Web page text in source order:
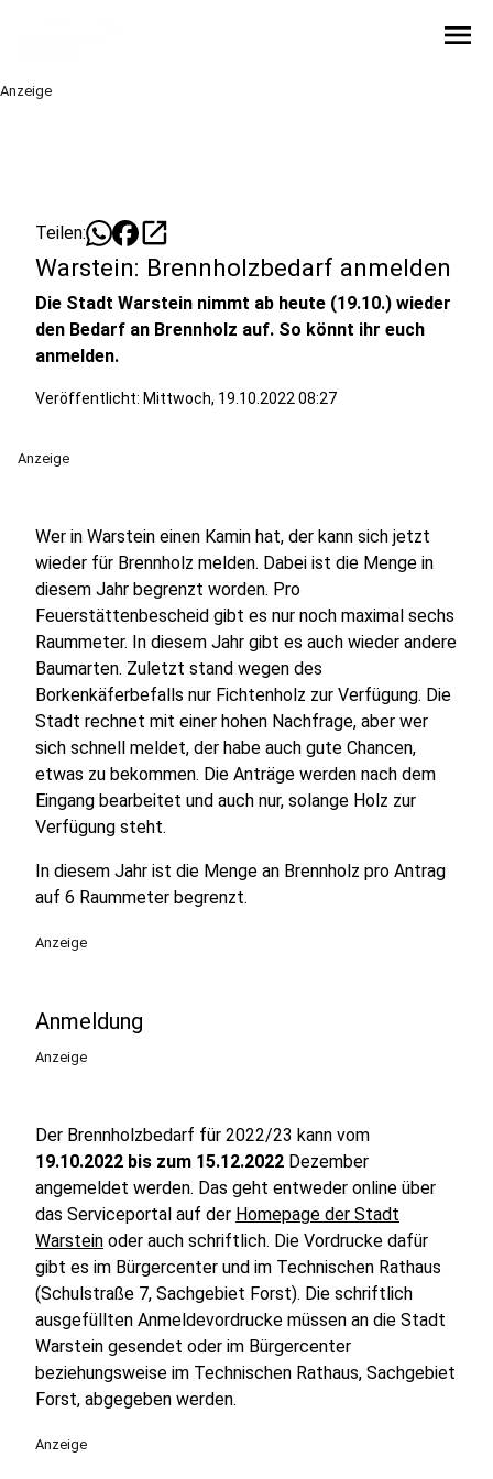
menu
Anzeige
Teilen: open_in_new
Warstein: Brennholzbedarf anmelden
Die Stadt Warstein nimmt ab heute (19.10.) wieder
den Bedarf an Brennholz auf. So könnt ihr euch
anmelden.
Veröffentlicht: Mittwoch, 19.10.2022 08:27
Anzeige
Wer in Warstein einen Kamin hat, der kann sich jetzt
wieder für Brennholz melden. Dabei ist die Menge in
diesem Jahr begrenzt worden. Pro
Feuerstättenbescheid gibt es nur noch maximal sechs
Raummeter. In diesem Jahr gibt es auch wieder andere
Baumarten. Zuletzt stand wegen des
Borkenkäferbefalls nur Fichtenholz zur Verfügung. Die
Stadt rechnet mit einer hohen Nachfrage, aber wer
sich schnell meldet, der habe auch gute Chancen,
etwas zu bekommen. Die Anträge werden nach dem
Eingang bearbeitet und auch nur, solange Holz zur
Verfügung steht.
In diesem Jahr ist die Menge an Brennholz pro Antrag
auf 6 Raummeter begrenzt.
Anzeige
Anmeldung
Anzeige
Der Brennholzbedarf für 2022/23 kann vom
19.10.2022 bis zum 15.12.2022 Dezember
angemeldet werden. Das geht entweder online über
das Serviceportal auf der Homepage der Stadt
Warstein oder auch schriftlich. Die Vordrucke dafür
gibt es im Bürgercenter und im Technischen Rathaus
(Schulstraße 7, Sachgebiet Forst). Die schriftlich
ausgefüllten Anmeldevordrucke müssen an die Stadt
Warstein gesendet oder im Bürgercenter
beziehungsweise im Technischen Rathaus, Sachgebiet
Forst, abgegeben werden.
Anzeige